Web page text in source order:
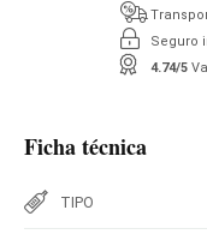
Seguro
4.74/5
Ficha técnica
TIPO